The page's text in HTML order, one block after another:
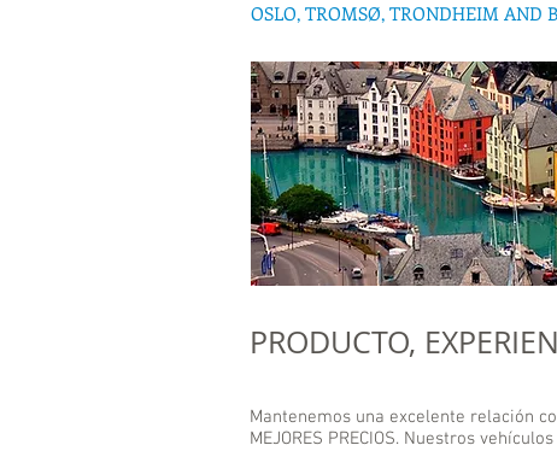
OSLO, TROMSØ, TRONDHEIM AND
PRODUCTO,
Mantenemos una excelente relación
MEJORES PRECIOS. Nuestros